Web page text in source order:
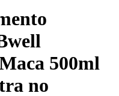
500ml
no